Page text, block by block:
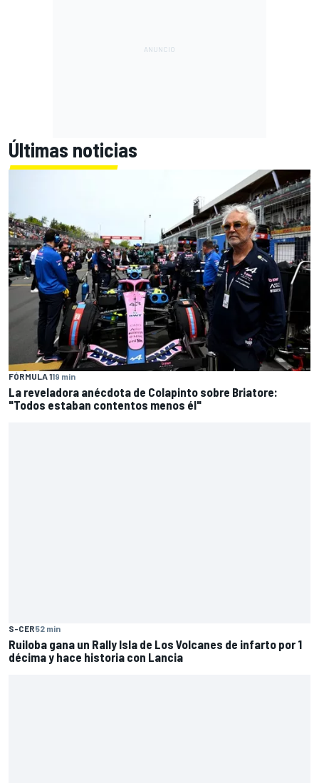
Últimas noticias
FÓRMULA 119 min
La reveladora anécdota de Colapinto sobre Briatore:
"Todos estaban contentos menos él"
S-CER52 min
Ruiloba gana un Rally Isla de Los Volcanes de infarto por 1
décima y hace historia con Lancia